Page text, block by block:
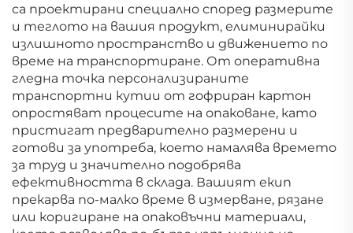
са проектирани специално според размерите
и теглото на вашия продукт, елиминирайки
излишното пространство и движението по
време на транспортиране. От оперативна
гледна точка персонализираните
транспортни кутии от гофриран картон
опростяват процесите на опаковане, като
пристигат предварително размерени и
готови за употреба, което намалява времето
за труд и значително подобрява
ефективността в склада. Вашият екип
прекарва по-малко време в измерване, рязане
или коригиране на опаковъчни материали,